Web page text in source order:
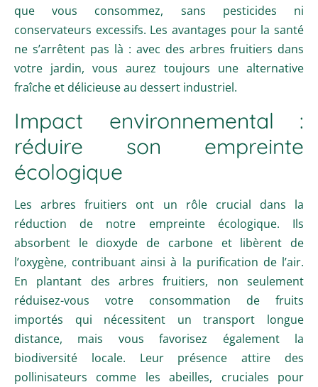
que vous consommez, sans pesticides ni
conservateurs excessifs. Les avantages pour la santé
ne s’arrêtent pas là : avec des arbres fruitiers dans
votre jardin, vous aurez toujours une alternative
fraîche et délicieuse au dessert industriel.
Impact environnemental :
réduire son empreinte
écologique
Les arbres fruitiers ont un rôle crucial dans la
réduction de notre empreinte écologique. Ils
absorbent le dioxyde de carbone et libèrent de
l’oxygène, contribuant ainsi à la purification de l’air.
En plantant des arbres fruitiers, non seulement
réduisez-vous votre consommation de fruits
importés qui nécessitent un transport longue
distance, mais vous favorisez également la
biodiversité locale. Leur présence attire des
pollinisateurs comme les abeilles, cruciales pour